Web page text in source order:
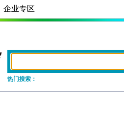
企业专区
热门搜索：